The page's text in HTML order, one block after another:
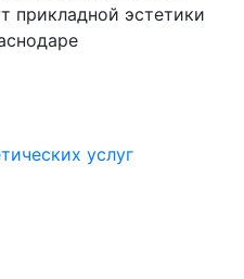
прикладной эстетики
услуг